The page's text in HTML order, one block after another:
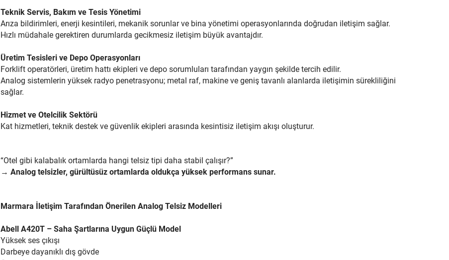
Teknik Servis, Bakım ve Tesis Yönetimi
Arıza bildirimleri, enerji kesintileri, mekanik sorunlar ve bina yönetimi operasyonlarında doğrudan iletişim sağlar.
Hızlı müdahale gerektiren durumlarda gecikmesiz iletişim büyük avantajdır.
Üretim Tesisleri ve Depo Operasyonları
Forklift operatörleri, üretim hattı ekipleri ve depo sorumluları tarafından yaygın şekilde tercih edilir.
Analog sistemlerin yüksek radyo penetrasyonu; metal raf, makine ve geniş tavanlı alanlarda iletişimin sürekliliğini
sağlar.
Hizmet ve Otelcilik Sektörü
Kat hizmetleri, teknik destek ve güvenlik ekipleri arasında kesintisiz iletişim akışı oluşturur.
“Otel gibi kalabalık ortamlarda hangi telsiz tipi daha stabil çalışır?”
→ Analog telsizler, gürültüsüz ortamlarda oldukça yüksek performans sunar.
Marmara İletişim Tarafından Önerilen Analog Telsiz Modelleri
Abell A420T – Saha Şartlarına Uygun Güçlü Model
Yüksek ses çıkışı
Darbeye dayanıklı dış gövde